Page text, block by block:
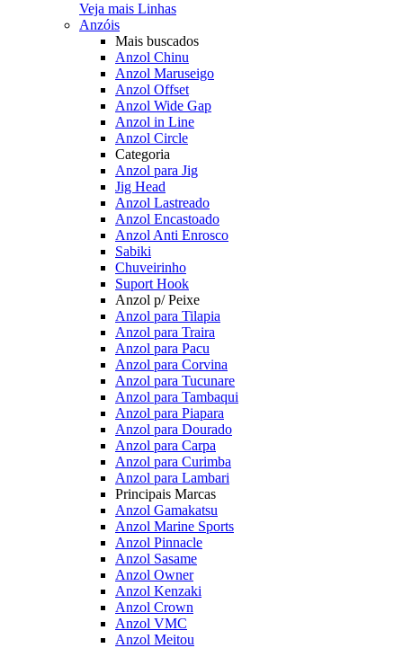
Veja mais Linhas
Anzóis
Mais buscados
Anzol Chinu
Anzol Maruseigo
Anzol Offset
Anzol Wide Gap
Anzol in Line
Anzol Circle
Categoria
Anzol para Jig
Jig Head
Anzol Lastreado
Anzol Encastoado
Anzol Anti Enrosco
Sabiki
Chuveirinho
Suport Hook
Anzol p/ Peixe
Anzol para Tilapia
Anzol para Traira
Anzol para Pacu
Anzol para Corvina
Anzol para Tucunare
Anzol para Tambaqui
Anzol para Piapara
Anzol para Dourado
Anzol para Carpa
Anzol para Curimba
Anzol para Lambari
Principais Marcas
Anzol Gamakatsu
Anzol Marine Sports
Anzol Pinnacle
Anzol Sasame
Anzol Owner
Anzol Kenzaki
Anzol Crown
Anzol VMC
Anzol Meitou